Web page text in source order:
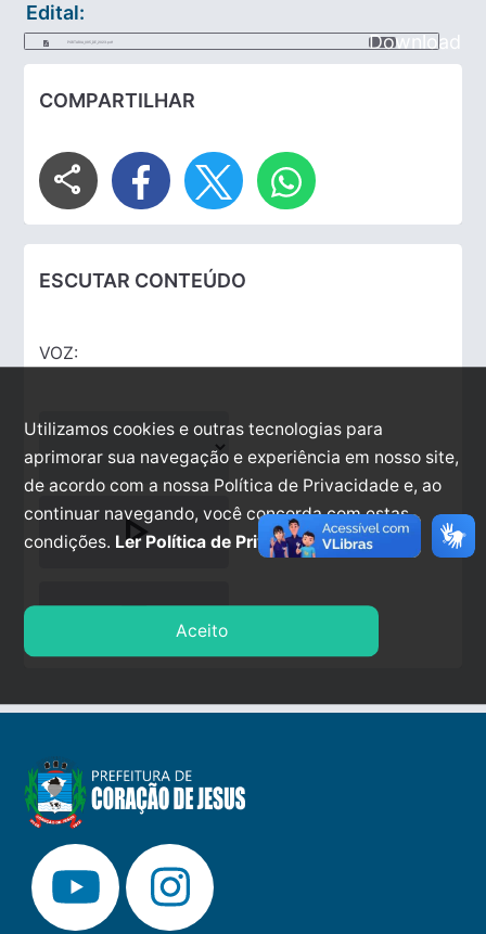
Edital:
PORTARIA_095_DE_2023.pdf Download
COMPARTILHAR
share
ESCUTAR CONTEÚDO
VOZ:
play_arrow
stop
Utilizamos cookies e outras tecnologias para
aprimorar sua navegação e experiência em nosso site,
de acordo com a nossa Política de Privacidade e, ao
continuar navegando, você concorda com estas
condições. Ler Política de Privacidade.
Aceito